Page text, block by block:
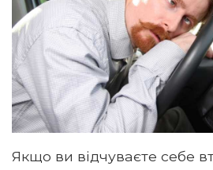
Якщо ви відчуваєте себе